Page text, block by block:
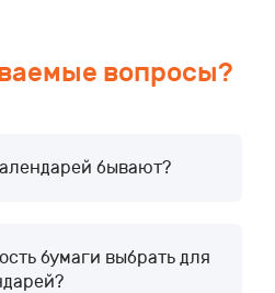
вопросы?
бывают?
бумаги выбрать для